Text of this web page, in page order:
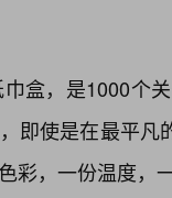
盒，是1000个
即使是在最平
彩，一份温度，